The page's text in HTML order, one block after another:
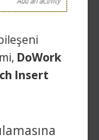
DoWork
Insert